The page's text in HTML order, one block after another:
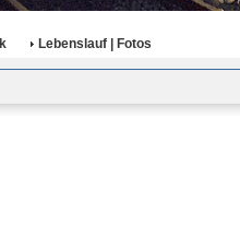
Lebenslauf | Fotos